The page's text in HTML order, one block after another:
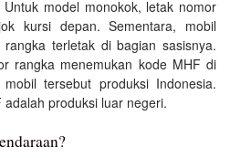
model monokok, letak nomor
kursi depan. Sementara, mobil
terletak di bagian sasisnya.
rangka menemukan kode MHF di
tersebut produksi Indonesia.
produksi luar negeri.